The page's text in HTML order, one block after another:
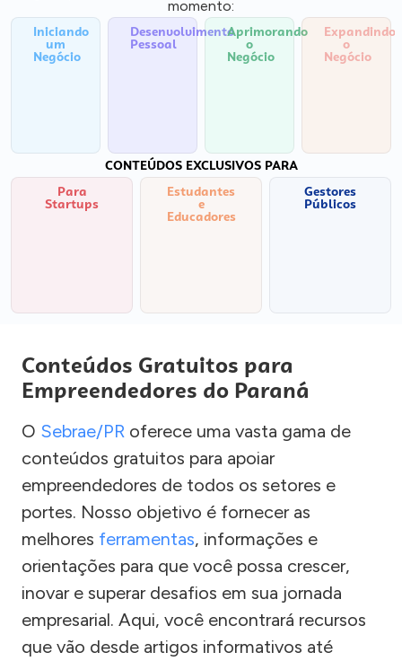
momento:
Iniciando
um
Negócio
Desenvolvimento
Pessoal
Aprimorando
o
Negócio
Expandindo
o
Negócio
CONTEÚDOS EXCLUSIVOS PARA
Para
Startups
Estudantes
e
Educadores
Gestores
Públicos
Conteúdos Gratuitos para
Empreendedores do Paraná
O Sebrae/PR oferece uma vasta gama de
conteúdos gratuitos para apoiar
empreendedores de todos os setores e
portes. Nosso objetivo é fornecer as
melhores ferramentas, informações e
orientações para que você possa crescer,
inovar e superar desafios em sua jornada
empresarial. Aqui, você encontrará recursos
que vão desde artigos informativos até